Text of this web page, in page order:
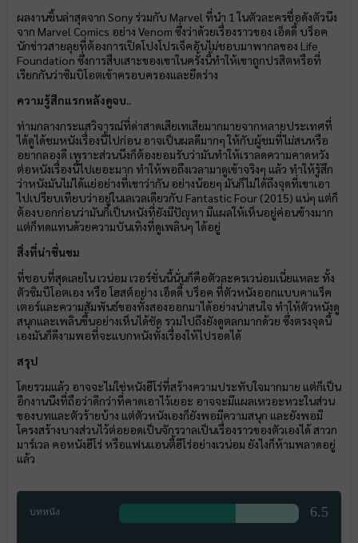
ผลงานชิ้นล่าสุดจาก Sony ร่วมกับ Marvel ที่นำ 1 ในตัวละครชื่อดังตัวนึง
จาก Marvel Comics อย่าง Venom ซึ่งว่าด้วยเรื่องราวของ เอ็ดดี้ บร็อค
นักข่าวสายลุยที่ต้องการเปิดโปงโปรเจ็คอันไม่ชอบมาพากลของ Life
Foundation ซึ่งการสืบเสาะของเขาในครั้งนี้ทำให้เขาถูกปรสิตหรือที่
เรียกกันว่าซิมบิโอตเข้าครอบครองและยึดร่าง
ความรู้สึกแรกหลังดูจบ..
ท่ามกลางกระแสวิจารณ์ที่ด่าสาดเสียเทเสียมากมายจากหลายประเทศที่
ได้ดูได้ชมหนังเรื่องนี้ไปก่อน อาจเป็นผลดีมากๆ ให้กับผู้ชมที่ไม่สนหรือ
อยากลองดี เพราะส่วนนึงก็ต้องยอมรับว่ามันทำให้เราลดความคาดหวัง
ต่อหนังเรื่องนี้ไปเยอะมาก ทำให้พอถึงเวลามาดูเข้าจริงๆ แล้ว ทำให้รู้สึก
ว่าหนังมันไม่ได้แย่อย่างที่เขาว่ากัน อย่างน้อยๆ มันก็ไม่ได้ถึงจุดที่เขาเอา
ไปเปรียบเทียบว่าอยู่ในเลเวลเดียวกับ Fantastic Four (2015) แน่ๆ แต่ก็
ต้องบอกก่อนว่ามันก็เป็นหนังที่ยังมีปัญหา มีแผลให้เห็นอยู่ค่อนข้างมาก
แต่ก็ทดแทนด้วยความบันเทิงที่ดูเพลินๆ ได้อยู่
สิ่งที่น่าชื่นชม
ที่ชอบที่สุดเลยใน เวน่อม เวอร์ชั่นนี้นั่นก็คือตัวละครเวน่อมเนี่ยแหละ ทั้ง
ตัวซิมบีโอตเอง หรือ โฮสต์อย่าง เอ็ดดี้ บร็อค ที่ตัวหนังออกแบบคาแร็ค
เตอร์และความสัมพันธ์ของทั้งสองออกมาได้อย่างน่าสนใจ ทำให้ตัวหนังดู
สนุกและเพลินขึ้นอย่างเห็นได้ชัด รวมไปถึงยังดูตลกมากด้วย ซึ่งตรงจุดนี้
เองมันก็ดีงามพอที่จะแบกหนังทั้งเรื่องให้ไปรอดได้
สรุป
โดยรวมแล้ว อาจจะไม่ใช่หนังฮีโร่ที่สร้างความประทับใจมากมาย แต่ก็เป็น
อีกงานนึงที่ถือว่าดีกว่าที่คาดเอาไว้เยอะ อาจจะมีแผลเหวอะหวะในส่วน
ของบทและตัวร้ายบ้าง แต่ตัวหนังเองก็ยังพอมีความสนุก และยังพอมี
โครงสร้างบางส่วนไว้ต่อยอดเป็นจักรวาลเป็นเรื่องราวของตัวเองได้ สาวก
มาร์เวล คอหนังฮีโร่ หรือแฟนแอนตี้ฮีโร่อย่างเวน่อม ยังไงก็ห้ามพลาดอยู่
แล้ว
บทหนัง 6.5